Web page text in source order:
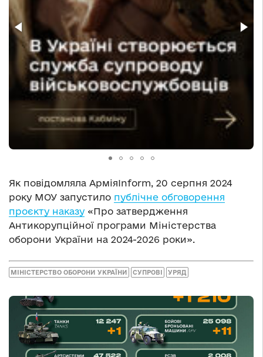
Як повідомляла АрміяInform, 20 серпня 2024
року МОУ запустило публічне обговорення
проєкту наказу «Про затвердження
Антикорупційної програми Міністерства
оборони України на 2024-2026 роки».
МІНІСТЕРСТВО ОБОРОНИ УКРАЇНИ СУПРОВІ УРЯД